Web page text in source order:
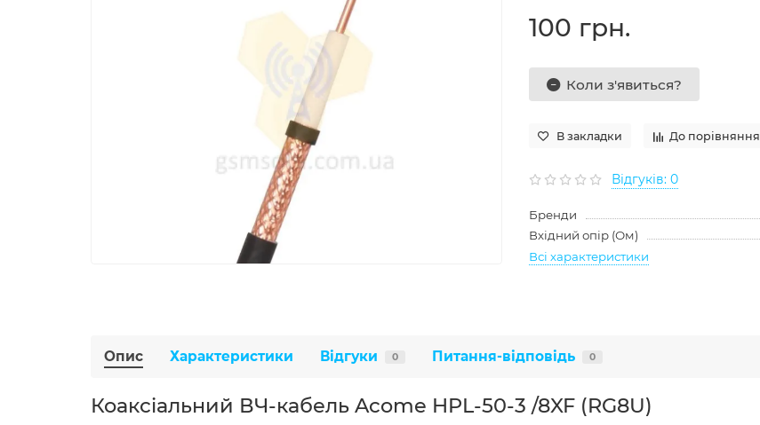
100 грн.
Коли з'явиться?
В закладки До порівняння
Відгуків: 0
Бренди
Вхідний опір (Ом)
Всі характеристики
Опис Характеристики Відгуки 0 Питання-відповідь 0
Коаксіальний ВЧ-кабель Acome HPL-50-3 /8XF (RG8U)